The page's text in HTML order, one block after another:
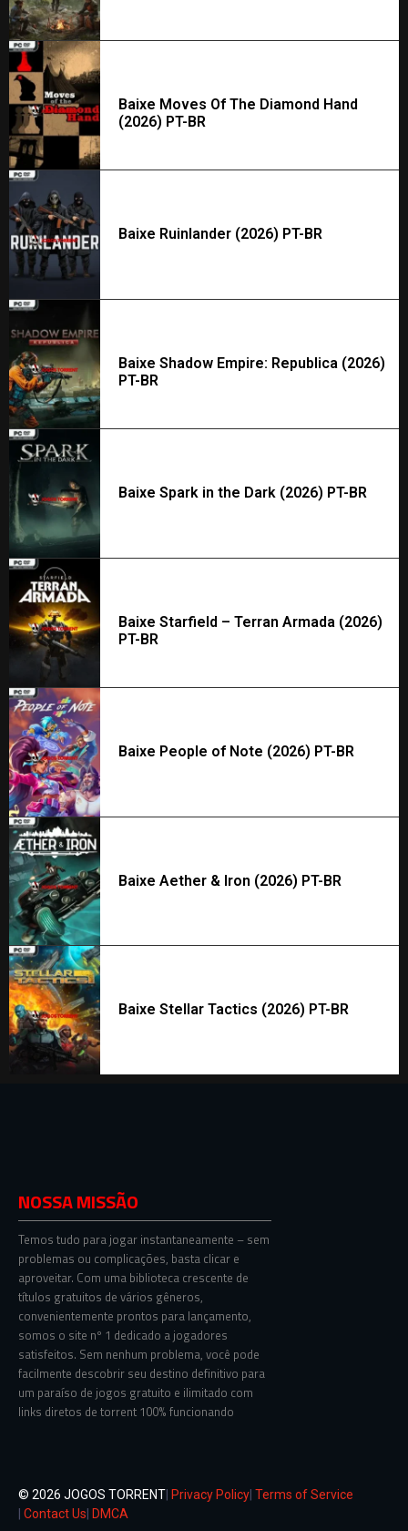
Baixe Moves Of The Diamond Hand
(2026) PT-BR
Baixe Ruinlander (2026) PT-BR
Baixe Shadow Empire: Republica (2026)
PT-BR
Baixe Spark in the Dark (2026) PT-BR
Baixe Starfield – Terran Armada (2026)
PT-BR
Baixe People of Note (2026) PT-BR
Baixe Aether & Iron (2026) PT-BR
Baixe Stellar Tactics (2026) PT-BR
NOSSA MISSÃO
Temos tudo para jogar instantaneamente – sem
problemas ou complicações, basta clicar e
aproveitar. Com uma biblioteca crescente de
títulos gratuitos de vários gêneros,
convenientemente prontos para lançamento,
somos o site nº 1 dedicado a jogadores
satisfeitos. Sem nenhum problema, você pode
facilmente descobrir seu destino definitivo para
um paraíso de jogos gratuito e ilimitado com
links diretos de torrent 100% funcionando
© 2026 JOGOS TORRENT Privacy Policy Terms of Service
Contact Us DMCA